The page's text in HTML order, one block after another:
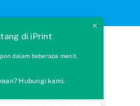
Cara Memesan
FAQs
di iPrint
dalam beberapa menit.
Hubungi kami.